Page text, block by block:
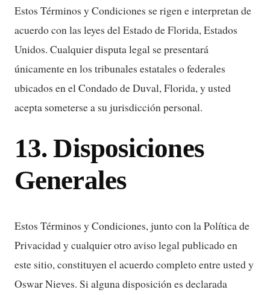
Estos Términos y Condiciones se rigen e interpretan de
acuerdo con las leyes del Estado de Florida, Estados
Unidos. Cualquier disputa legal se presentará
únicamente en los tribunales estatales o federales
ubicados en el Condado de Duval, Florida, y usted
acepta someterse a su jurisdicción personal.
13. Disposiciones
Generales
Estos Términos y Condiciones, junto con la Política de
Privacidad y cualquier otro aviso legal publicado en
este sitio, constituyen el acuerdo completo entre usted y
Oswar Nieves. Si alguna disposición es declarada